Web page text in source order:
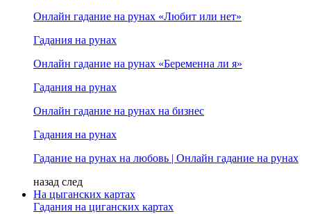
Онлайн гадание на рунах «Любит или нет»
Гадания на рунах
Онлайн гадание на рунах «Беременна ли я»
Гадания на рунах
Онлайн гадание на рунах на бизнес
Гадания на рунах
Гадание на рунах на любовь | Онлайн гадание на рунах
назад след
На цыганских картах
Гадания на циганских картах